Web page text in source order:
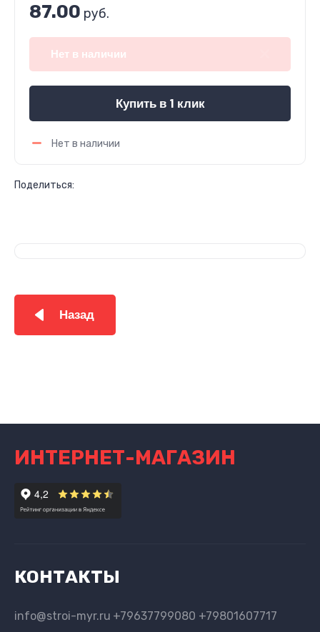
87.00 руб.
Нет в наличии
Купить в 1 клик
Нет в наличии
Поделиться:
Назад
ИНТЕРНЕТ-МАГАЗИН
КОНТАКТЫ
info@stroi-myr.ru +79637799080 +79801607717